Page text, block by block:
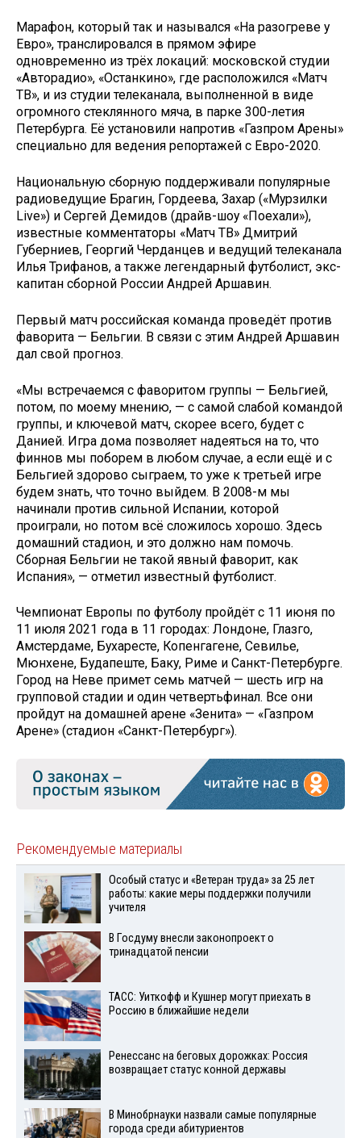
Марафон, который так и назывался «На разогреве у
Евро», транслировался в прямом эфире
одновременно из трёх локаций: московской студии
«Авторадио», «Останкино», где расположился «Матч
ТВ», и из студии телеканала, выполненной в виде
огромного стеклянного мяча, в парке 300-летия
Петербурга. Её установили напротив «Газпром Арены»
специально для ведения репортажей с Евро-2020.
Национальную сборную поддерживали популярные
радиоведущие Брагин, Гордеева, Захар («Мурзилки
Live») и Сергей Демидов (драйв-шоу «Поехали»),
известные комментаторы «Матч ТВ» Дмитрий
Губерниев, Георгий Черданцев и ведущий телеканала
Илья Трифанов, а также легендарный футболист, экс-
капитан сборной России Андрей Аршавин.
Первый матч российская команда проведёт против
фаворита — Бельгии. В связи с этим Андрей Аршавин
дал свой прогноз.
«Мы встречаемся с фаворитом группы — Бельгией,
потом, по моему мнению, — с самой слабой командой
группы, и ключевой матч, скорее всего, будет с
Данией. Игра дома позволяет надеяться на то, что
финнов мы поборем в любом случае, а если ещё и с
Бельгией здорово сыграем, то уже к третьей игре
будем знать, что точно выйдем. В 2008-м мы
начинали против сильной Испании, которой
проиграли, но потом всё сложилось хорошо. Здесь
домашний стадион, и это должно нам помочь.
Сборная Бельгии не такой явный фаворит, как
Испания», — отметил известный футболист.
Чемпионат Европы по футболу пройдёт с 11 июня по
11 июля 2021 года в 11 городах: Лондоне, Глазго,
Амстердаме, Бухаресте, Копенгагене, Севилье,
Мюнхене, Будапеште, Баку, Риме и Санкт-Петербурге.
Город на Неве примет семь матчей — шесть игр на
групповой стадии и один четвертьфинал. Все они
пройдут на домашней арене «Зенита» — «Газпром
Арене» (стадион «Санкт-Петербург»).
Рекомендуемые материалы
Особый статус и «Ветеран труда» за 25 лет
работы: какие меры поддержки получили
учителя
В Госдуму внесли законопроект о
тринадцатой пенсии
ТАСС: Уиткофф и Кушнер могут приехать в
Россию в ближайшие недели
Ренессанс на беговых дорожках: Россия
возвращает статус конной державы
В Минобрнауки назвали самые популярные
города среди абитуриентов